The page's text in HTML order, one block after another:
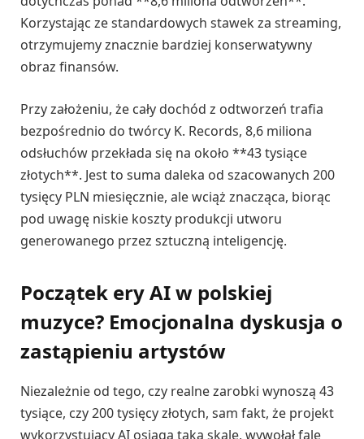
Korzystając ze standardowych stawek za streaming,
otrzymujemy znacznie bardziej konserwatywny
obraz finansów.
Przy założeniu, że cały dochód z odtworzeń trafia
bezpośrednio do twórcy K. Records, 8,6 miliona
odsłuchów przekłada się na około **43 tysiące
złotych**. Jest to suma daleka od szacowanych 200
tysięcy PLN miesięcznie, ale wciąż znacząca, biorąc
pod uwagę niskie koszty produkcji utworu
generowanego przez sztuczną inteligencję.
Początek ery AI w polskiej
muzyce? Emocjonalna dyskusja o
zastąpieniu artystów
Niezależnie od tego, czy realne zarobki wynoszą 43
tysiące, czy 200 tysięcy złotych, sam fakt, że projekt
wykorzystujący AI osiąga taką skalę, wywołał falę